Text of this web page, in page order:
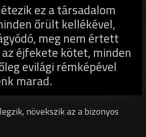
ez a társadalom
őrült kellékével,
meg nem értett
éjfekete kötet, minden
evilági rémképével
marad.
növekszik az a bizonyos